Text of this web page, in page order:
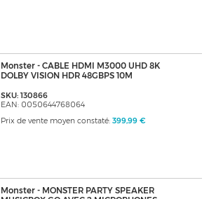
Monster - CABLE HDMI M3000 UHD 8K
DOLBY VISION HDR 48GBPS 10M
SKU: 130866
EAN: 0050644768064
Prix de vente moyen constaté: 399,99 €
Monster - MONSTER PARTY SPEAKER